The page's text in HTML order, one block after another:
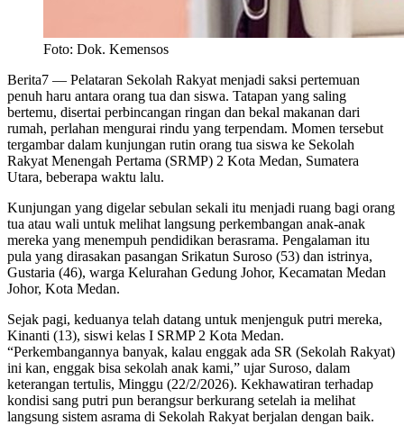
Foto: Dok. Kemensos
Berita7 — Pelataran Sekolah Rakyat menjadi saksi pertemuan
penuh haru antara orang tua dan siswa. Tatapan yang saling
bertemu, disertai perbincangan ringan dan bekal makanan dari
rumah, perlahan mengurai rindu yang terpendam. Momen tersebut
tergambar dalam kunjungan rutin orang tua siswa ke Sekolah
Rakyat Menengah Pertama (SRMP) 2 Kota Medan, Sumatera
Utara, beberapa waktu lalu.
Kunjungan yang digelar sebulan sekali itu menjadi ruang bagi orang
tua atau wali untuk melihat langsung perkembangan anak-anak
mereka yang menempuh pendidikan berasrama. Pengalaman itu
pula yang dirasakan pasangan Srikatun Suroso (53) dan istrinya,
Gustaria (46), warga Kelurahan Gedung Johor, Kecamatan Medan
Johor, Kota Medan.
Sejak pagi, keduanya telah datang untuk menjenguk putri mereka,
Kinanti (13), siswi kelas I SRMP 2 Kota Medan.
“Perkembangannya banyak, kalau enggak ada SR (Sekolah Rakyat)
ini kan, enggak bisa sekolah anak kami,” ujar Suroso, dalam
keterangan tertulis, Minggu (22/2/2026). Kekhawatiran terhadap
kondisi sang putri pun berangsur berkurang setelah ia melihat
langsung sistem asrama di Sekolah Rakyat berjalan dengan baik.